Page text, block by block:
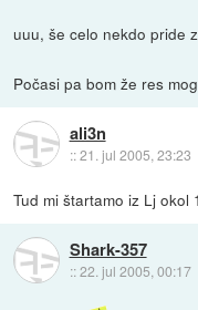
uuu, še celo nekdo pride
Počasi pa bom že res
ali3n
::21. jul 2005, 23:23
Tud mi štartamo iz Lj okol
Shark-357
::22. jul 2005, 00:17